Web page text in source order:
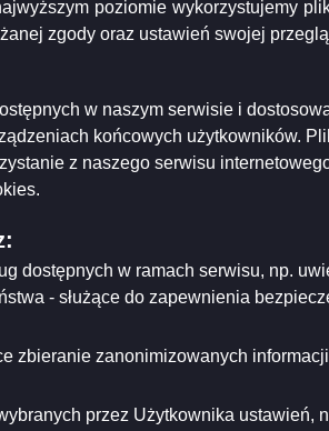
poziomie wykorzystujemy
zgody oraz ustawień swojej
w naszym serwisie i
końcowych użytkowników.
z naszego serwisu
dostępnych w ramach serwisu, np.
- służące do zapewnienia
zbieranie zanonimizowanych
przez Użytkownika ustawień,
2023-06-12
Marta Buczyńska
strony